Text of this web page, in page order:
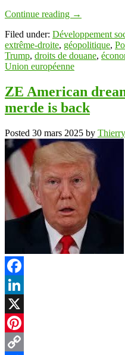
Continue reading →
Filed under: Développement
extrême-droite, géopolitique,
Trump, droits de douane,
Union européenne
ZE American
merde is back
Posted 30 mars 2025 by
Facebook
LinkedIn
X
Pinterest